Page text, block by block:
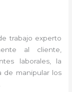
trabajo experto
al cliente,
laborales, la
de manipular los